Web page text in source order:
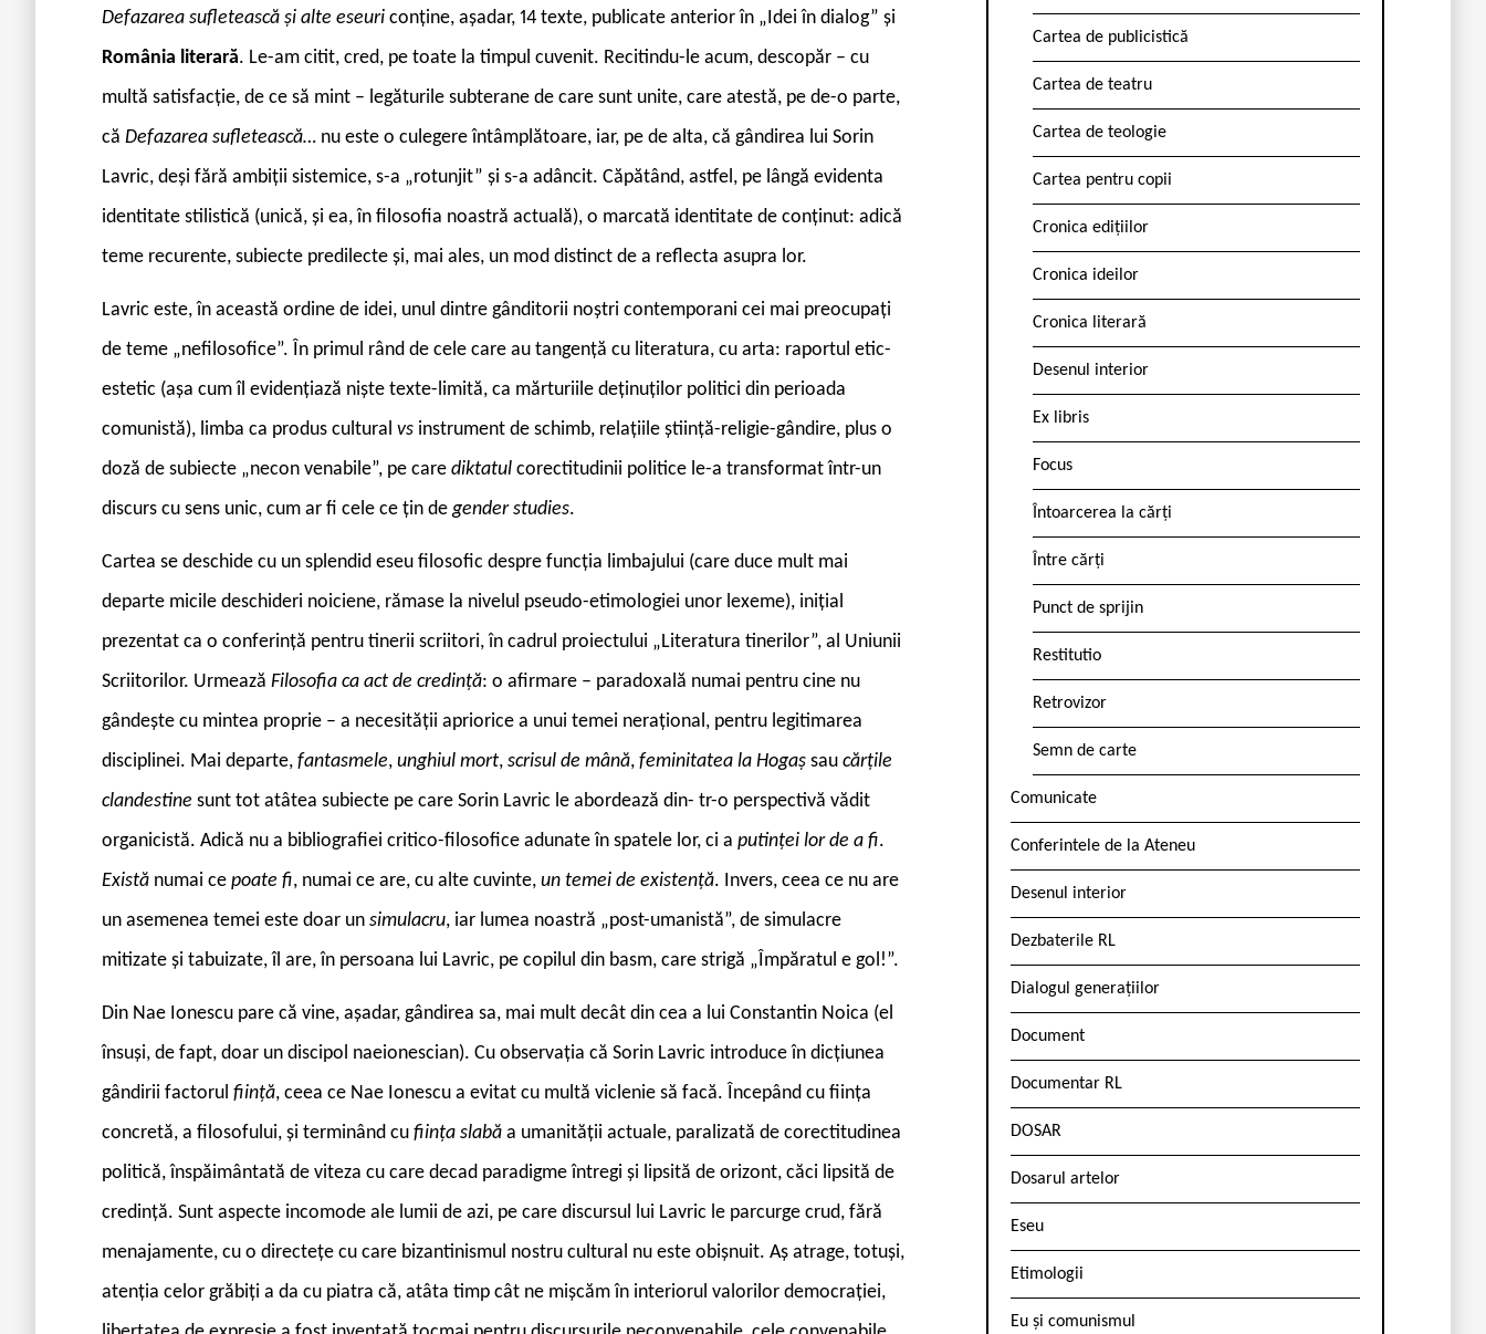
Defazarea sufletească și alte eseuri conține, așadar, 14 texte, publicate anterior în „Idei în dialog” și
România literară. Le-am citit, cred, pe toate la timpul cuvenit. Recitindu-le acum, descopăr – cu
multă satisfacție, de ce să mint – legăturile subterane de care sunt unite, care atestă, pe de-o parte,
că Defazarea sufletească… nu este o culegere întâmplătoare, iar, pe de alta, că gândirea lui Sorin
Lavric, deși fără ambiții sistemice, s-a „rotunjit” și s-a adâncit. Căpătând, astfel, pe lângă evidenta
identitate stilistică (unică, și ea, în filosofia noastră actuală), o marcată identitate de conținut: adică
teme recurente, subiecte predilecte și, mai ales, un mod distinct de a reflecta asupra lor.
Lavric este, în această ordine de idei, unul dintre gânditorii noștri contemporani cei mai preocupați
de teme „nefilosofice”. În primul rând de cele care au tangență cu literatura, cu arta: raportul etic-
estetic (așa cum îl evidențiază niște texte-limită, ca mărturiile deținuților politici din perioada
comunistă), limba ca produs cultural vs instrument de schimb, relațiile știință-religie-gândire, plus o
doză de subiecte „necon ­venabile”, pe care diktatul corectitudinii politice le-a transformat într-un
discurs cu sens unic, cum ar fi cele ce țin degender studies.
Cartea se deschide cu un splendid eseu filosofic despre funcția limbajului (care duce mult mai
departe micile deschideri noiciene, rămase la nivelul pseudo-etimologiei unor lexeme), inițial
prezentat ca o conferință pentru tinerii scriitori, în cadrul proiectului „Literatura tinerilor”, al Uniunii
Scriitorilor. Urmează Filosofia ca act de credință: o afirmare – paradoxală numai pentru cine nu
gândește cu mintea proprie – a necesității apriorice a unui temei nerațional, pentru legitimarea
disciplinei. Mai departe, fantasmele, unghiul mort, scrisul de mână, feminitatea la Hogaș sau cărțile
clandestine sunt tot atâtea subiecte pe care Sorin Lavric le abordează din- tr-o perspectivă vădit
organicistă. Adică nu a bibliografiei critico-filosofice adunate în spatele lor, ci a putinței lor de a fi.
Există numai ce poate fi, numai ce are, cu alte cuvinte, un temei de existență. Invers, ceea ce nu are
un asemenea temei este doar un simulacru, iar lumea noastră „post-umanistă”, de simulacre
mitizate și tabuizate, îl are, în persoana lui Lavric, pe copilul din basm, care strigă „Împăratul e gol!”.
Din Nae Ionescu pare că vine, așadar, gândirea sa, mai mult decât din cea a lui Constantin Noica (el
însuși, de fapt, doar un discipol naeionescian). Cu observația că Sorin Lavric introduce în dicțiunea
gândirii factorul ființă, ceea ce Nae Ionescu a evitat cu multă viclenie să facă. Începând cu ființa
concretă, a filosofului, și terminând cu ființa slabă a umanității actuale, paralizată de corectitudinea
politică, înspăimântată de viteza cu care decad paradigme întregi și lipsită de orizont, căci lipsită de
credință. Sunt aspecte incomode ale lumii de azi, pe care discursul lui Lavric le parcurge crud, fără
menajamente, cu o directețe cu care bizantinismul nostru cultural nu este obișnuit. Aș atrage, totuși,
atenția celor grăbiți a da cu piatra că, atâta timp cât ne mișcăm în interiorul valorilor democrației,
Cartea de publicistică
Cartea de teatru
Cartea de teologie
Cartea pentru copii
Cronica edițiilor
Cronica ideilor
Cronica literară
Desenul interior
Ex libris
Focus
Întoarcerea la cărți
Între cărți
Punct de sprijin
Restitutio
Retrovizor
Semn de carte
Comunicate
Conferintele de la Ateneu
Desenul interior
Dezbaterile RL
Dialogul generațiilor
Document
Documentar RL
DOSAR
Dosarul artelor
Eseu
Etimologii
Eu și comunismul